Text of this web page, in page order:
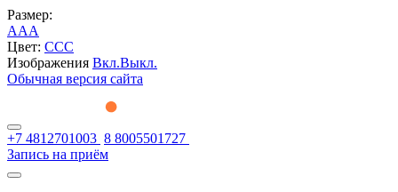
Размер:
AAA
Цвет: CCC
Изображения Вкл.Выкл.
Обычная версия сайта
+7 4812701003 8 8005501727
Запись на приём